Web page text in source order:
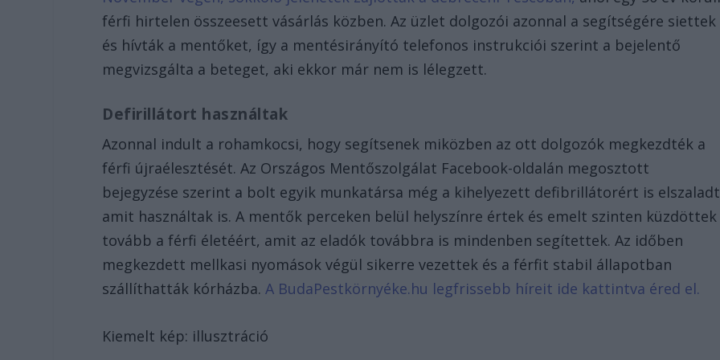
férfi hirtelen összeesett vásárlás közben. Az üzlet dolgozói azonnal a segítségére siettek
és hívták a mentőket, így a mentésirányító telefonos instrukciói szerint a bejelentő
megvizsgálta a beteget, aki ekkor már nem is lélegzett.
Defirillátort használtak
Azonnal indult a rohamkocsi, hogy segítsenek miközben az ott dolgozók megkezdték a
férfi újraélesztését. Az Országos Mentőszolgálat Facebook-oldalán megosztott
bejegyzése szerint a bolt egyik munkatársa még a kihelyezett defibrillátorért is
amit használtak is. A mentők perceken belül helyszínre értek és emelt szinten küzdöttek
tovább a férfi életéért, amit az eladók továbbra is mindenben segítettek. Az időben
megkezdett mellkasi nyomások végül sikerre vezettek és a férfit stabil állapotban
szállíthatták kórházba.A BudaPestkörnyéke.hu legfrissebb híreit ide kattintva éred el.
Kiemelt kép: illusztráció